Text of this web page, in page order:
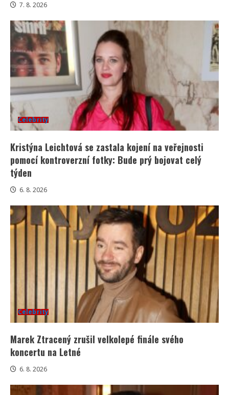
7. 8. 2026
Celebrity
Kristýna Leichtová se zastala kojení na veřejnosti
pomocí kontroverzní fotky: Bude prý bojovat celý
týden
6. 8. 2026
Celebrity
Marek Ztracený zrušil velkolepé finále svého
koncertu na Letné
6. 8. 2026